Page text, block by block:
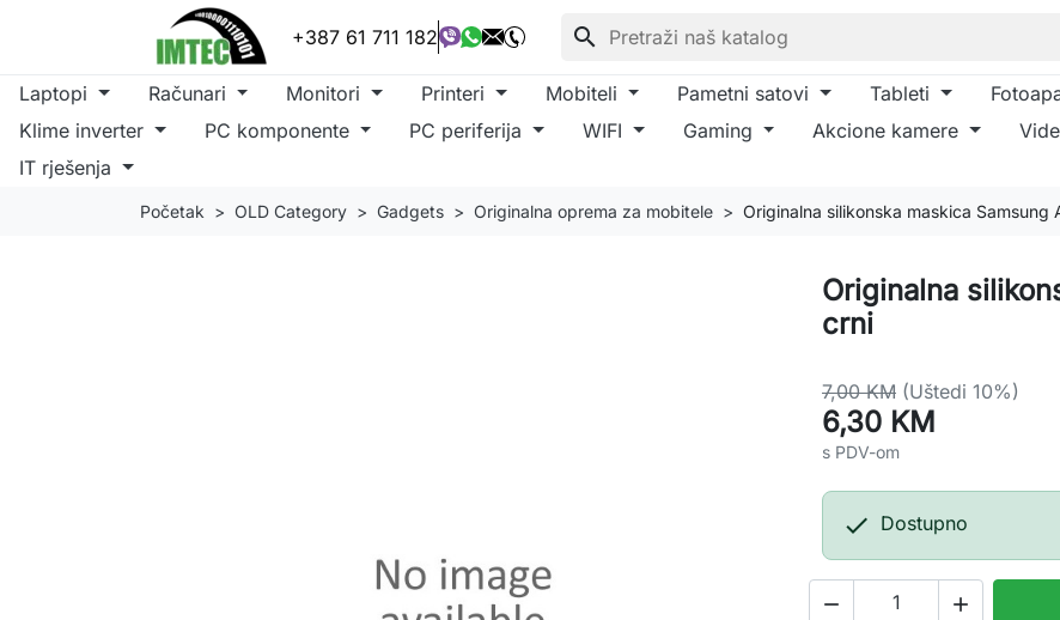
+387 61 711 182 search
Laptopi Računari Monitori Printeri Mobiteli Pametni satovi Tableti
Klime inverter
PC komponente PC periferija WIFI Gaming Akcione kamere
IT rješenja
Početak OLD Category Gadgets Originalna oprema za mobitele Originalna silikonska maskica Samsung
Originalna
crni
7,00 KM (Uštedi 10%)
6,30 KM
s PDV-om
 Dostupno
 